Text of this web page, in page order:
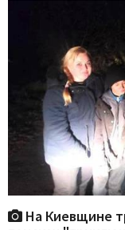
На Киевщине